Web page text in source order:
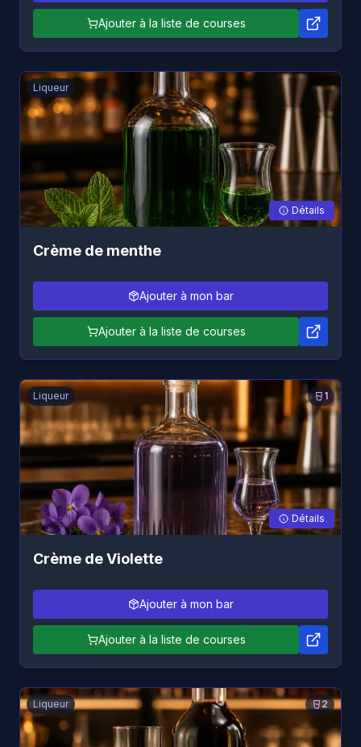
Ajouter à la liste de courses
Liqueur
Détails
Crème de menthe
Ajouter à mon bar
Ajouter à la liste de courses
1
Liqueur
Détails
Crème de Violette
Ajouter à mon bar
Ajouter à la liste de courses
2
Liqueur